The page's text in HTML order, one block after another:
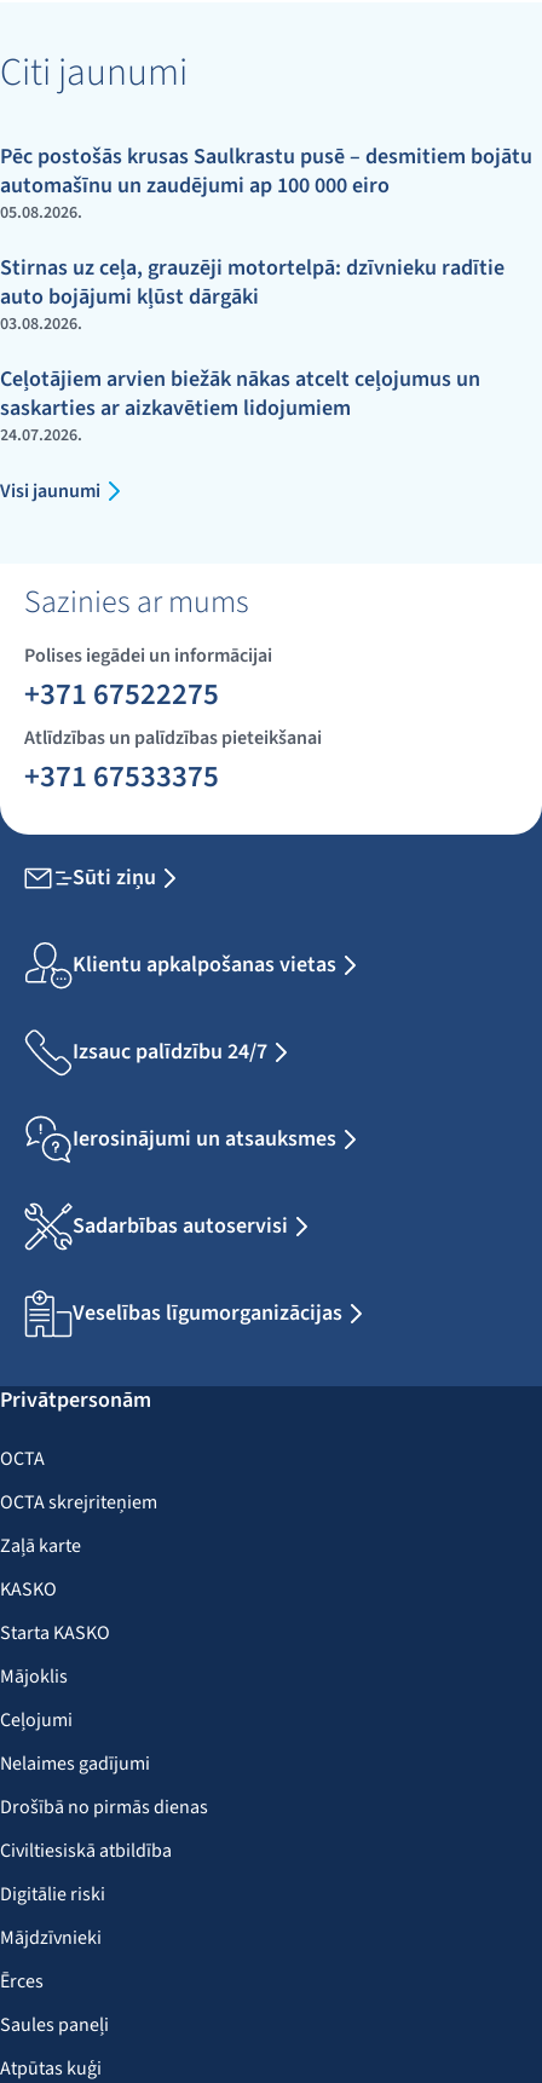
Citi jaunumi
Pēc postošās krusas Saulkrastu pusē – desmitiem bojātu
automašīnu un zaudējumi ap 100 000 eiro
05.08.2026.
Stirnas uz ceļa, grauzēji motortelpā: dzīvnieku radītie
auto bojājumi kļūst dārgāki
03.08.2026.
Ceļotājiem arvien biežāk nākas atcelt ceļojumus un
saskarties ar aizkavētiem lidojumiem
24.07.2026.
Visi jaunumi
Sazinies ar mums
Polises iegādei un informācijai
+371 67522275
Atlīdzības un palīdzības pieteikšanai
+371 67533375
Sūti ziņu
Klientu apkalpošanas vietas
Izsauc palīdzību 24/7
Ierosinājumi un atsauksmes
Sadarbības autoservisi
Veselības līgumorganizācijas
Privātpersonām
OCTA
OCTA skrejriteņiem
Zaļā karte
KASKO
Starta KASKO
Mājoklis
Ceļojumi
Nelaimes gadījumi
Drošībā no pirmās dienas
Civiltiesiskā atbildība
Digitālie riski
Mājdzīvnieki
Ērces
Saules paneļi
Atpūtas kuģi